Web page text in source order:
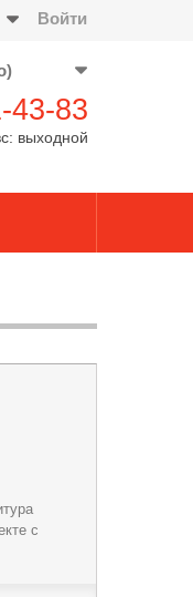
Войти
43-83
выходной
с